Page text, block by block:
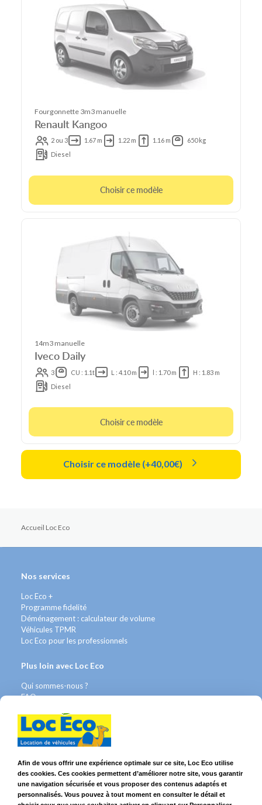
Fourgonnette 3m3 manuelle
Renault Kangoo
2 ou 3 1.67 m 1.22 m 1.16 m
650 kg
Diesel
Choisir ce modèle
14m3 manuelle
Iveco Daily
3 CU : 1.1t L : 4.10 m l : 1.70 m
H : 1.83 m
Diesel
Choisir ce modèle
Choisir ce modèle (+40,00€)
Accueil Loc Eco
Nos services
Loc Eco +
Programme fidelité
Déménagement : calculateur de volume
Véhicules TPMR
Loc Eco pour les professionnels
Plus loin avec Loc Eco
Qui sommes-nous ?
FAQ
Nous recrutons
Avis Clients
Franchises & Assurances
Conditions Générales
Données personnelles
Afin de vous offrir une expérience optimale sur ce site, Loc Eco utilise
des cookies. Ces cookies permettent d’améliorer notre site, vous garantir
une navigation sécurisée et vous proposer des contenus adaptés et
personnalisés. Vous pouvez à tout moment en consulter le détail et